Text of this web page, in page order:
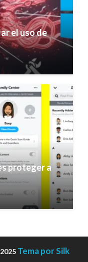
el uso de
proteger a
Tema por Silk